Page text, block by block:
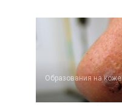
Образования на коже